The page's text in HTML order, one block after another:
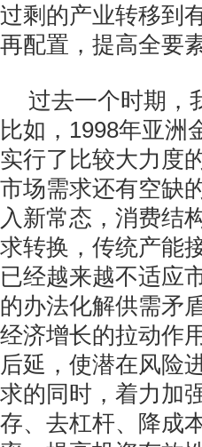
过剩的产业转移到
再配置，提高全要
过去一个时期，
比如，1998年亚洲
实行了比较大力度
市场需求还有空缺
入新常态，消费结
求转换，传统产能
已经越来越不适应
的办法化解供需矛
经济增长的拉动作
后延，使潜在风险
求的同时，着力加
存、去杠杆、降成